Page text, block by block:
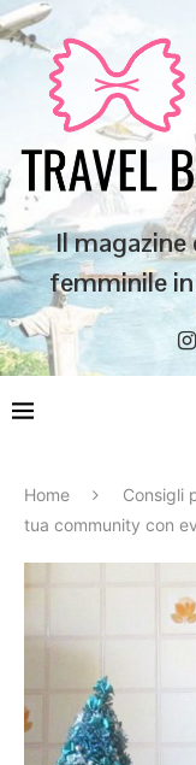
Il
femminile
Home Consigli
tua community con